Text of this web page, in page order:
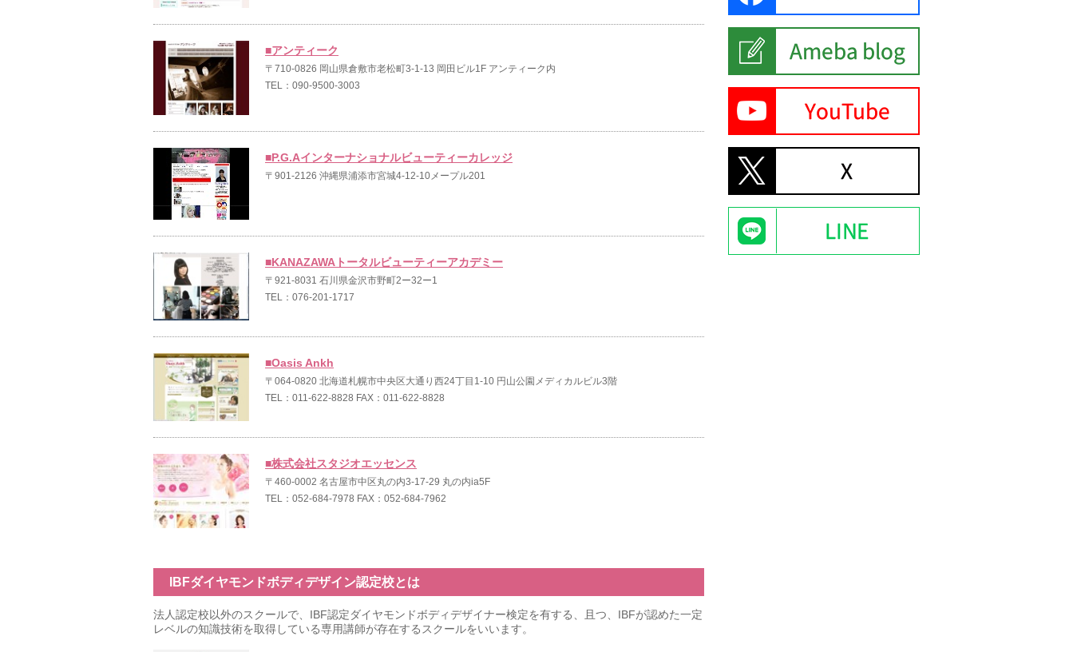
■アンティーク
〒710-0826 岡山県倉敷市老松町3-1-13 岡田ビル1F アンティーク内
TEL：090-9500-3003
■P.G.Aインターナショナルビューティーカレッジ
〒901-2126 沖縄県浦添市宮城4-12-10メープル201
■KANAZAWAトータルビューティーアカデミー
〒921-8031 石川県金沢市野町2ー32ー1
TEL：076-201-1717
■Oasis Ankh
〒064-0820 北海道札幌市中央区大通り西24丁目1-10 円山公園メディカルビル3階
TEL：011-622-8828 FAX：011-622-8828
■株式会社スタジオエッセンス
〒460-0002 名古屋市中区丸の内3-17-29 丸の内ia5F
TEL：052-684-7978 FAX：052-684-7962
IBFダイヤモンドボディデザイン認定校とは
法人認定校以外のスクールで、IBF認定ダイヤモンドボディデザイナー検定を有する、且つ、IBFが認めた一定
レベルの知識技術を取得している専用講師が存在するスクールをいいます。